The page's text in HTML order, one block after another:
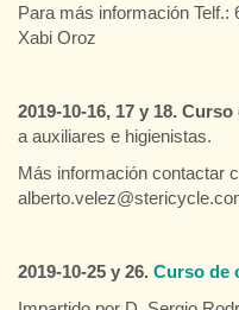
Para más información Telf.:
Xabi Oroz
2019-10-16, 17 y 18.
a auxiliares e higienistas.
Más información contactar
2019-10-25 y 26. Curso de